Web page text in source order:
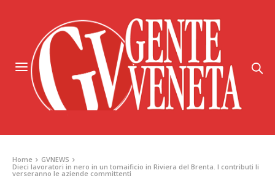
Home
GVNEWS
Dieci lavoratori in nero in un tomaificio in Riviera del Brenta. I contributi li
verseranno le aziende committenti